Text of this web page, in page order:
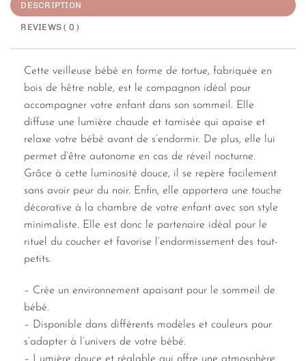
DESCRIPTION
REVIEWS ( 0 )
Cette veilleuse bébé en forme de tortue, fabriquée en
bois de hêtre noble, est le compagnon idéal pour
accompagner votre enfant dans son sommeil. Elle
diffuse une lumière chaude et tamisée qui apaise et
relaxe votre bébé avant de s’endormir. De plus, elle lui
permet d’être autonome en cas de réveil nocturne.
Grâce à cette luminosité douce, il se repère facilement
sans avoir peur du noir. Enfin, elle apportera une touche
décorative à la chambre de votre enfant avec son style
minimaliste. Elle est donc le partenaire idéal pour le
rituel du coucher et favorise l’endormissement des tout-
petits.
– Crée un environnement apaisant pour le sommeil de
bébé.
– Disponible dans différents modèles et couleurs pour
s’adapter à l’univers de votre bébé.